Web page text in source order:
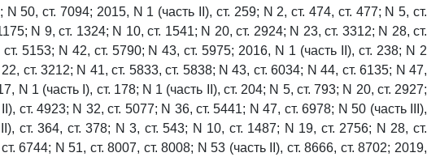
50, ст. 7094; 2015, N 1 (часть II), ст. 259; N 2, ст. 474, ст. 477; N 5, ст.
N 9, ст. 1324; N 10, ст. 1541; N 20, ст. 2924; N 23, ст. 3312; N 28, ст.
5153; N 42, ст. 5790; N 43, ст. 5975; 2016, N 1 (часть II), ст. 238; N 2
ст. 3212; N 41, ст. 5833, ст. 5838; N 43, ст. 6034; N 44, ст. 6135; N 47,
N 1 (часть I), ст. 178; N 1 (часть II), ст. 204; N 5, ст. 793; N 20, ст. 2927;
ст. 4923; N 32, ст. 5077; N 36, ст. 5441; N 47, ст. 6978; N 50 (часть III),
ст. 364, ст. 378; N 3, ст. 543; N 10, ст. 1487; N 19, ст. 2756; N 28, ст.
6744; N 51, ст. 8007, ст. 8008; N 53 (часть II), ст. 8666, ст. 8702; 2019,